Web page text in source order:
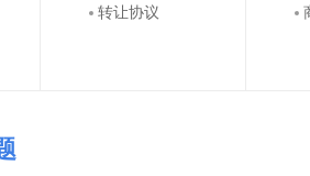
转让协议